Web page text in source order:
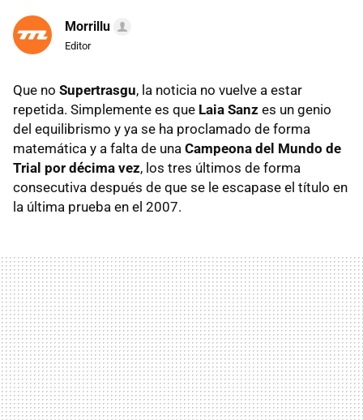
Morrillu
Editor
Que no Supertrasgu, la noticia no vuelve a estar
repetida. Simplemente es que Laia Sanz es un genio
del equilibrismo y ya se ha proclamado de forma
matemática y a falta de una Campeona del Mundo de
Trial por décima vez, los tres últimos de forma
consecutiva después de que se le escapase el título en
la última prueba en el 2007.